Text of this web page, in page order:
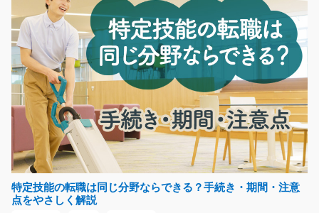
金属部品の加工スタッフ/y11_01166
急募
工場内にて、金属部品の機械オペレーター業務をお任せ
します。 ★単純作業…
長期（3ヶ月以上）
時給1,300円
長野県駒ヶ根市
気になる
特定技能の転職は同じ分野ならできる？手続き・期間・注意
点をやさしく解説